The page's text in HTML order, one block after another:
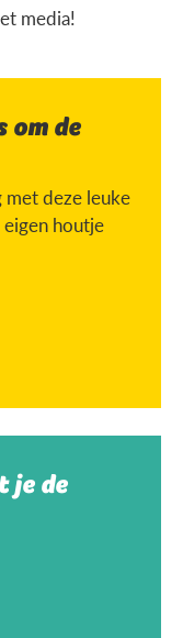
media!
om de
deze leuke
houtje
je de